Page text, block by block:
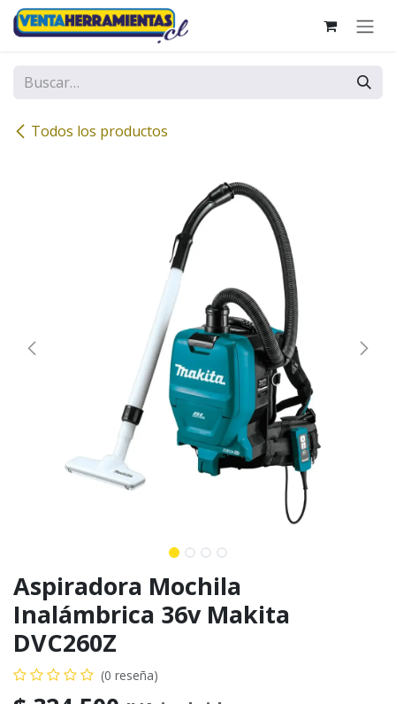
Ir al contenido
Todos los productos
Aspiradora Mochila
Inalámbrica 36v Makita
DVC260Z
(0 reseña)